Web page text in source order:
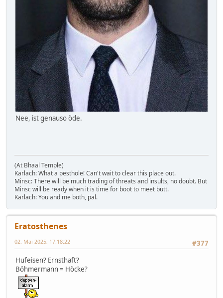
Nee, ist genauso öde.
(At Bhaal Temple)
Karlach: What a pesthole! Can't wait to clear this place out.
Minsc: There will be much trading of threats and insults, no doubt. But
Minsc will be ready when it is time for boot to meet butt.
Karlach: You and me both, pal.
Eratosthenes
#377
02. Mai 2025, 17:18:22
Hufeisen? Ernsthaft?
Böhmermann = Höcke?